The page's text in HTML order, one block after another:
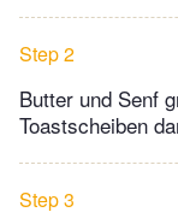
Step 2
Butter und Senf
Toastscheiben
Step 3